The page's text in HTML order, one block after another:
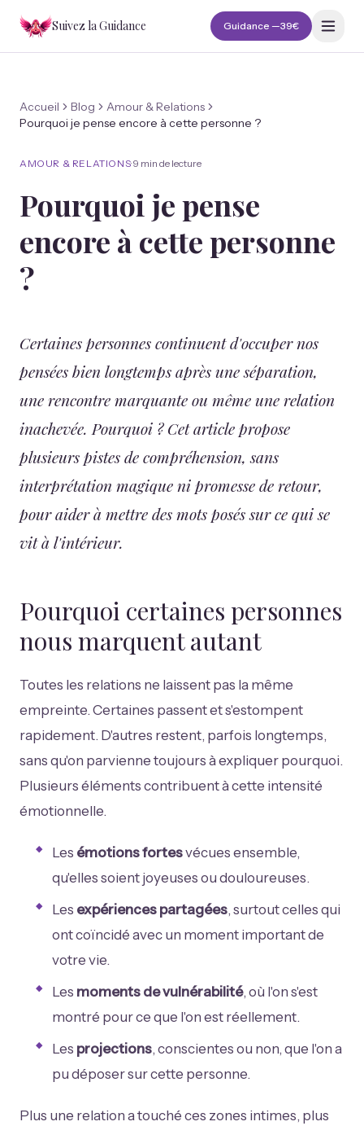
Suivez la Guidance Guidance —39€
Accueil Blog
Amour & Relations
Pourquoi je pense encore à cette personne ?
AMOUR & RELATIONS·9 min de lecture
Pourquoi je pense
encore à cette personne
?
Certaines personnes continuent d'occuper nos
pensées bien longtemps après une séparation,
une rencontre marquante ou même une relation
inachevée. Pourquoi ? Cet article propose
plusieurs pistes de compréhension, sans
interprétation magique ni promesse de retour,
pour aider à mettre des mots posés sur ce qui se
vit à l'intérieur.
Pourquoi certaines personnes
nous marquent autant
Toutes les relations ne laissent pas la même
empreinte. Certaines passent et s'estompent
rapidement. D'autres restent, parfois longtemps,
sans qu'on parvienne toujours à expliquer pourquoi.
Plusieurs éléments contribuent à cette intensité
émotionnelle.
Les émotions fortesvécues ensemble,
qu'elles soient joyeuses ou douloureuses.
Les expériences partagées, surtout celles qui
ont coïncidé avec un moment important de
votre vie.
Les moments de vulnérabilité, où l'on s'est
montré pour ce que l'on est réellement.
Les projections, conscientes ou non, que l'on a
pu déposer sur cette personne.
Plus une relation a touché ces zones intimes, plus